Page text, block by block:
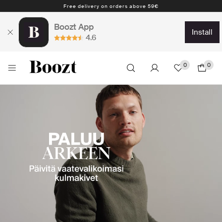
1-4 workdays
Boozt App
4.6
install
0 0